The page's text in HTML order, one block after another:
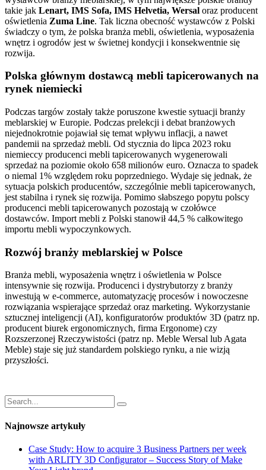
takie jak Lenart, IMS Sofa, IMS Helvetia, Wersal oraz producent
oświetlenia Zuma Line. Tak liczna obecność wystawców z Polski
świadczy o tym, że polska branża mebli, oświetlenia, wyposażenia
wnętrz i ogrodów jest w świetnej kondycji i konsekwentnie się
rozwija.
Polska głównym dostawcą mebli tapicerowanych na
rynek niemiecki
Podczas targów zostały także poruszone kwestie sytuacji branży
meblarskiej w Europie. Podczas prelekcji i debat branżowych
niejednokrotnie pojawiał się temat wpływu inflacji, a nawet
pandemii na sprzedaż mebli. Od stycznia do lipca 2023 roku
niemieccy producenci mebli tapicerowanych wygenerowali
sprzedaż na poziomie około 658 milionów euro. Oznacza to spadek
o niemal 1% względem roku poprzedniego. Wydaje się jednak, że
sytuacja polskich producentów, szczególnie mebli tapicerowanych,
jest stabilna i rynek się rozwija. Pomimo słabszego popytu polscy
producenci mebli tapicerowanych pozostają w czołówce
dostawców. Import mebli z Polski stanowił 44,5 % całkowitego
importu mebli wypoczynkowych.
Rozwój branży meblarskiej w Polsce
Branża mebli, wyposażenia wnętrz i oświetlenia w Polsce
intensywnie się rozwija. Producenci i dystrybutorzy z branży
inwestują w e-commerce, automatyzację procesów i nowoczesne
rozwiązania wspierające sprzedaż oraz marketing. Wykorzystanie
sztucznej inteligencji (AI), konfiguratorów produktów 3D (patrz np.
producent biurek ergonomicznych, firma Ergonome) czy
Rozszerzonej Rzeczywistości (patrz np. Meble Wersal lub Agata
Meble) staje się już standardem polskiego rynku, a nie wizją
przyszłości.
Najnowsze artykuły
Case Study: How to acquire 3 Business Partners per week
with ARLITY 3D Configurator – Success Story of Make